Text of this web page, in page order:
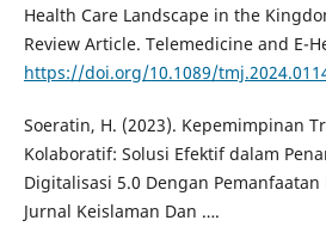
Health Care Landscape in the
Review Article. Telemedicine and E-
https://doi.org/10.1089/
Soeratin, H. (2023). Kepemimpinan
Kolaboratif: Solusi Efektif dalam
Digitalisasi 5.0 Dengan
Jurnal Keislaman Dan ….